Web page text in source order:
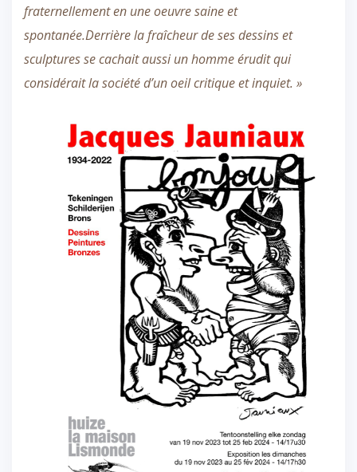
fraternellement en une oeuvre saine et
spontanée.Derrière la fraîcheur de ses dessins et
sculptures se cachait aussi un homme érudit qui
considérait la société d’un oeil critique et inquiet. »